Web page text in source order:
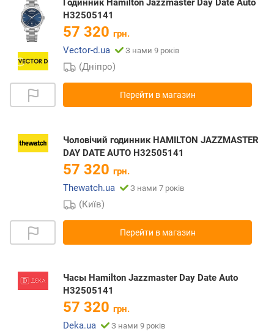
Годинник Hamilton Jazzmaster Day Date Auto
H32505141
57 320 грн.
Vector-d.ua
З нами 9 років
(Дніпро)
Перейти в магазин
Чоловічий годинник HAMILTON JAZZMASTER
DAY DATE AUTO H32505141
57 320 грн.
Thewatch.ua
З нами 7 років
(Київ)
Перейти в магазин
Часы Hamilton Jazzmaster Day Date Auto
H32505141
57 320 грн.
Deka.ua
З нами 9 років